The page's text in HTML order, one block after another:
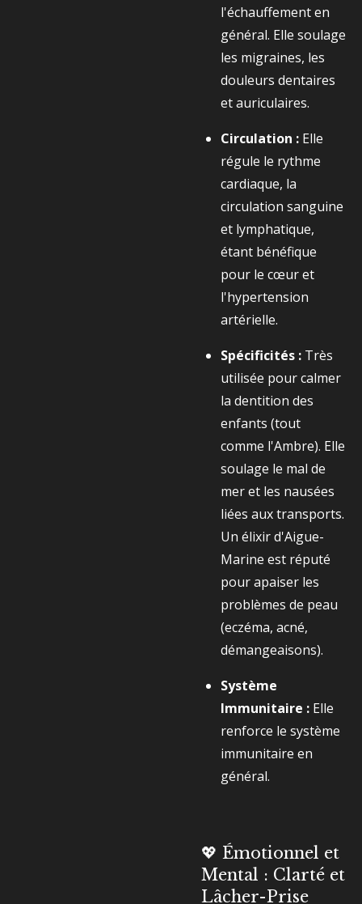
l'échauffement en
général. Elle soulage
les migraines, les
douleurs dentaires
et auriculaires.
Circulation : Elle
régule le rythme
cardiaque, la
circulation sanguine
et lymphatique,
étant bénéfique
pour le cœur et
l'hypertension
artérielle.
Spécificités : Très
utilisée pour calmer
la dentition des
enfants (tout
comme l'Ambre). Elle
soulage le mal de
mer et les nausées
liées aux transports.
Un élixir d'Aigue-
Marine est réputé
pour apaiser les
problèmes de peau
(eczéma, acné,
démangeaisons).
Système
Immunitaire : Elle
renforce le système
immunitaire en
général.
💖 Émotionnel et
Mental : Clarté et
Lâcher-Prise